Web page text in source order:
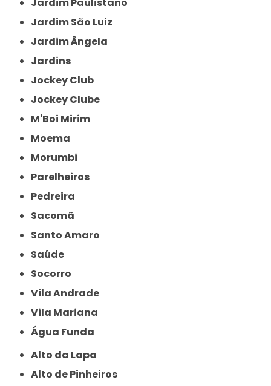
Jardim Paulistano
Jardim São Luiz
Jardim Ângela
Jardins
Jockey Club
Jockey Clube
M'Boi Mirim
Moema
Morumbi
Parelheiros
Pedreira
Sacomã
Santo Amaro
Saúde
Socorro
Vila Andrade
Vila Mariana
Água Funda
Alto da Lapa
Alto de Pinheiros